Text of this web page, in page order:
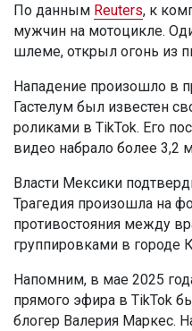
По данным Reuters, к
мужчин на мотоцикле.
шлеме, открыл огонь из
Нападение произошло в
Гастелум был известен
роликами в TikTok. Его
видео набрало более 3,2
Власти Мексики
Трагедия произошла на
противостояния между
группировками в городе
Напомним, в мае 2025
прямого эфира в TikTok
блогер Валерия Маркес.